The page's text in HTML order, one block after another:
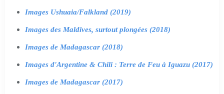
Images Ushuaia/Falkland (2019)
Images des Maldives, surtout plongées (2018)
Images de Madagascar (2018)
Images d'Argentine & Chili : Terre de Feu à Iguazu (2017)
Images de Madagascar (2017)